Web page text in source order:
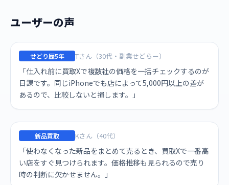
ユーザーの声
せどり歴5年 Tさん（30代・副業せどらー）
「仕入れ前に買取Xで複数社の価格を一括チェックするのが
日課です。同じiPhoneでも店によって5,000円以上の差が
あるので、比較しないと損します。」
新品買取 Kさん（40代）
「使わなくなった新品をまとめて売るとき、買取Xで一番高
い店をすぐ見つけられます。価格推移も見られるので売り
時の判断に欠かせません。」